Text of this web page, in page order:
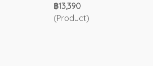
฿13,390
(Product)